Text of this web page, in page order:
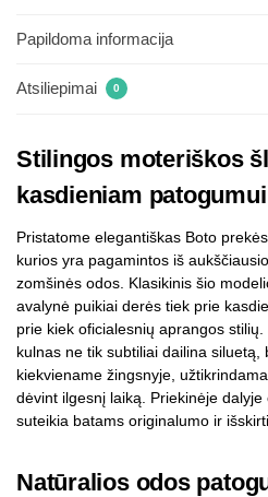
Papildoma informacija
Atsiliepimai 0
Stilingos moteriškos
kasdieniam patogumui
Pristatome elegantiškas Boto
kurios yra pagamintos iš
zomšinės odos. Klasikinis šio
avalynė puikiai derės tiek prie
prie kiek oficialesnių aprangos
kulnas ne tik subtiliai dailina siluetą,
kiekviename žingsnyje,
dėvint ilgesnį laiką. Priekinėje
suteikia batams originalumo ir
Natūralios odos